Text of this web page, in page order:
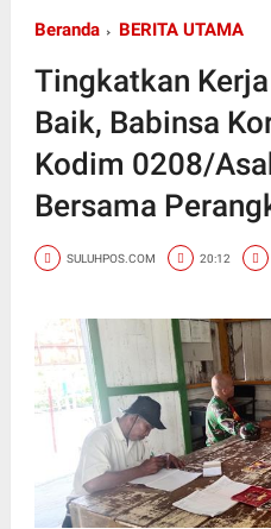
Beranda BERITA UTAMA
Tingkatkan
Baik, Babinsa
Kodim 0208/
Bersama
SULUHPOS.COM 20:12